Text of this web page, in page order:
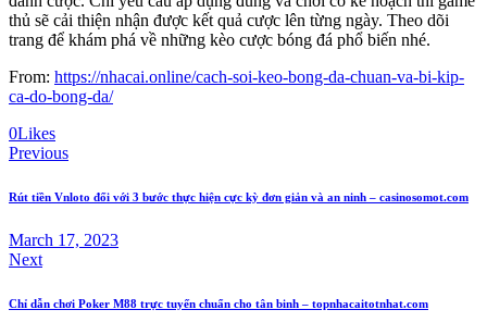
thủ sẽ cải thiện nhận được kết quả cược lên từng ngày. Theo dõi
trang để khám phá về những kèo cược bóng đá phổ biến nhé.
From: https://nhacai.online/cach-soi-keo-bong-da-chuan-va-bi-kip-
ca-do-bong-da/
0LikesTwitter
Facebook
Email
Copy
URL
clipboard
Post
navigation
Previous
Rút tiền Vnloto đối với 3 bước thực hiện cực kỳ đơn giản và an ninh – casinosomot.com
March 17, 2023
Next
Chỉ dẫn chơi Poker M88 trực tuyến chuẩn cho tân binh – topnhacaitotnhat.com